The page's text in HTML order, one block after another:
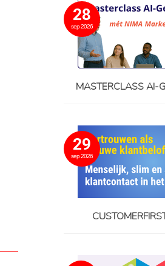
28
sep 2026
MASTERCLASS AI-
29
sep 2026